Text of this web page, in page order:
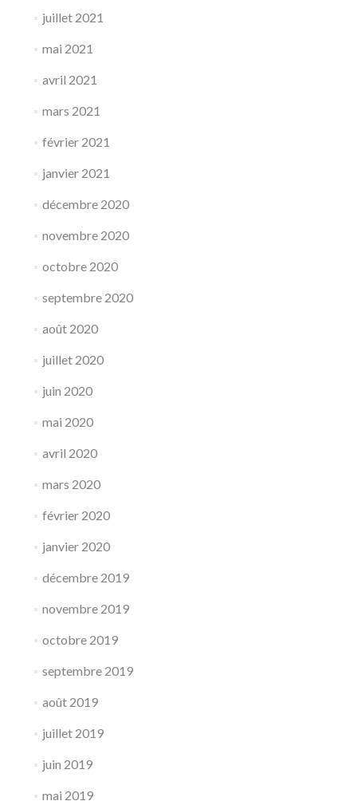
juillet 2021
mai 2021
avril 2021
mars 2021
février 2021
janvier 2021
décembre 2020
novembre 2020
octobre 2020
septembre 2020
août 2020
juillet 2020
juin 2020
mai 2020
avril 2020
mars 2020
février 2020
janvier 2020
décembre 2019
novembre 2019
octobre 2019
septembre 2019
août 2019
juillet 2019
juin 2019
mai 2019